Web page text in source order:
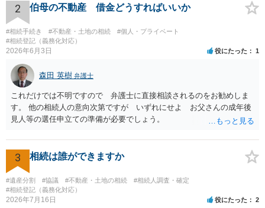
せだと思います。兄は両親ともの葬儀には来ていません。兄の現住所
はプロにお願いして探してもらおうと思います。 弁護士に遺産分割
を依頼せず兄の住所だけ調べてもらうことは難しいです。 お金がな
いということですが、遺産はあるので、遺産分割が終わったら弁護士
費用を 支払うという内容でも受任してもらえる可能性はあると思いま
す。 弁護士にメール等でそのようなことが可能か問い合わせしてみ
たらよいと思います。
2 伯母の不動産 借金どうすればいいか
#相続手続き #不動産・土地の相続
#個人・プライベート
#相続登記（義務化対応）
2026年6月3日 役にたった 1
森田 英樹 弁護士
これだけでは不明ですので 弁護士に直接相談されるのをお勧めしま
す。 他の相続人の意向次第ですが いずれにせよ お父さんの成年後
見人等の選任申立ての準備が必要でしょう。
3 相続は誰ができますか
#遺産分割 #協議 #不動産・土地の相続
#相続人調査・確定
#相続登記（義務化対応）
2026年7月16日 役にたった 2